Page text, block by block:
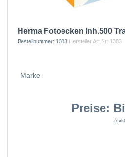
Herma Fotoecken Inh.500
Bestellnummer: 1383 Hersteller Art.Nr: 1383
Marke
Preise: